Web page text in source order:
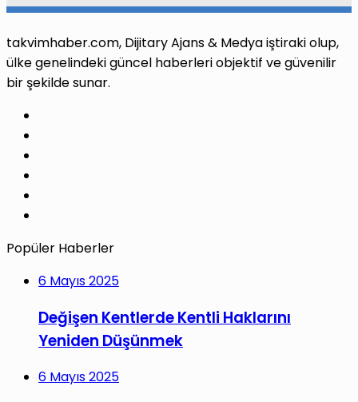
takvimhaber.com, Dijitary Ajans & Medya iştiraki olup,
ülke genelindeki güncel haberleri objektif ve güvenilir
bir şekilde sunar.
Popüler Haberler
6 Mayıs 2025
Değişen Kentlerde Kentli Haklarını
Yeniden Düşünmek
6 Mayıs 2025